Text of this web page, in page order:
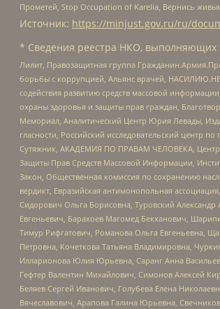
Прометей, Stop Occupation of Karelia, Вернись
Источник: https://minjust.gov.ru/ru/
* Сведения реестра НКО, выполняющих
Лилит, Правозащитная группа
борьбы с коррупцией, Альянс врачей,
содействия развитию средств массовой
охраны здоровья и защиты прав граждан,
Мемориал, Аналитический Центр Юрия Левады,
гласности, Российский исследовательский центр
Сутяжник, АКАДЕМИЯ ПО ПРАВАМ ЧЕЛОВЕКА, Центр
Защиты Прав Средств Массовой Информации,
Закон, Общественная комиссия по сохранению
вердикт, Евразийская антимонопольная
Сидорович Ольга Борисовна, Туровский
Евгеньевич, Барахоев Магомед Бекханович,
Тимур Рифгатович, Романова Ольга Евгеньевна,
Петровна, Кочеткова Татьяна Владимировна,
Илларионова Юлия Юрьевна, Саранг Анна
Гефтер Валентин Михайлович, Симонов Алексей
Беляев Сергей Иванович, Голубева Елена
Вячеславович, Арапова Галина Юрьевна,